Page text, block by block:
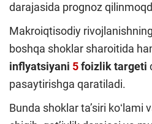
darajasida prognoz
Makroiqtisodiy
boshqa shoklar sharoitida
inflyatsiyani 5foizliktargeti
pasaytirishga qaratiladi.
Bunda shoklar taʼsiri